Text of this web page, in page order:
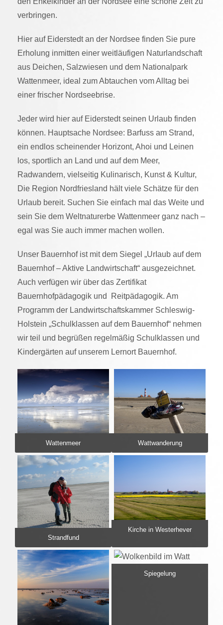
verbringen.
Hier auf Eiderstedt an der Nordsee finden Sie pure
Erholung inmitten einer weitläufigen Naturlandschaft
aus Deichen, Salzwiesen und dem Nationalpark
Wattenmeer, ideal zumAbtauchen vom Alltag bei
einer frischer Nordseebrise.
Jeder wird hier auf Eiderstedt seinen Urlaub finden
können. Hauptsache Nordsee: Barfuss am Strand,
ein endlos scheinender Horizont, Ahoi und Leinen
los, sportlich an Land und auf dem Meer,
Radwandern, vielseitig Kulinarisch, Kunst & Kultur,
Die Region Nordfriesland hält viele Schätze für den
Urlaub bereit. Suchen Sie einfach mal das Weite und
sein Sie dem Weltnaturerbe Wattenmeer ganz nach –
egal was Sie auch immer machen wollen.
Unser Bauernhof ist mit dem Siegel „UrIaub auf dem
Bauernhof – Aktive Landwirtschaft“ ausgezeichnet.
Auch verfügen wir über das Zertifikat
Bauernhofpädagogik und Reitpädagogik. Am
Programm der Landwirtschaftskammer Schleswig-
Holstein „Schulklassen auf dem Bauernhof“ nehmen
wir teil und begrüßen regelmäßig Schulklassen und
Kindergärten auf unserem Lernort Bauernhof.
Wattenmeer Wattwanderung
Strandfund
Kirche in Westerhever
Spiegelung